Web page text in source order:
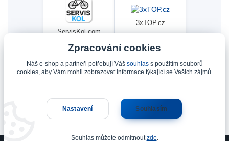
ServisKol.com
3xTOP.cz
Condat Ninex.cz
Zpracování cookies
Náš e-shop a partneři potřebují Váš souhlass použitím souborů
cookies, aby Vám mohli zobrazovat informace týkající se Vašich zájmů.
Nastavení Souhlasím
Souhlas můžete odmítnoutzde